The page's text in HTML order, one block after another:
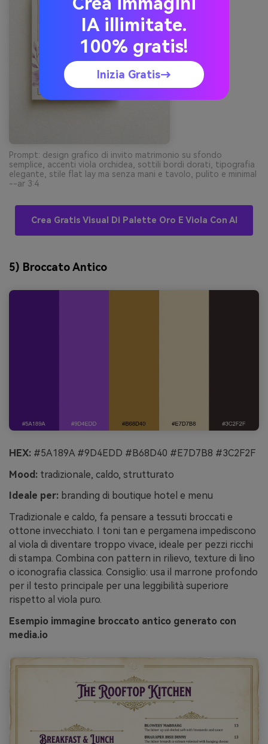
Prompt: design grafico di invito matrimonio su sfondo
semplice, accenti viola orchidea, sottili bordi dorati, tipografia
elegante, stile flat lay ma senza mani e tavolo, pulito e minimal
--ar 3:4
Crea Gratis Visual Di Palette Oro E Viola Con AI
5) Broccato Antico
HEX: #5A189A #9D4EDD #B68D40 #E7D7B8 #3C2F2F
Mood: tradizionale, caldo, strutturato
Ideale per: branding di boutique hotel e menu
Tradizionale e caldo, fa pensare a tessuti broccati e
ottone invecchiato. I toni tan e pergamena impediscono
al viola di diventare troppo vivace, ideale per pezzi ricchi
di stampa. Combina con pattern in rilievo, texture di lino
o iconografia classica. Consiglio: usa il marrone profondo
per il testo principale per una leggibilità superiore
rispetto al viola puro.
Esempio immagine broccato antico generato con
media.io
IA illimitate.
100% gratis!
Inizia Gratis→